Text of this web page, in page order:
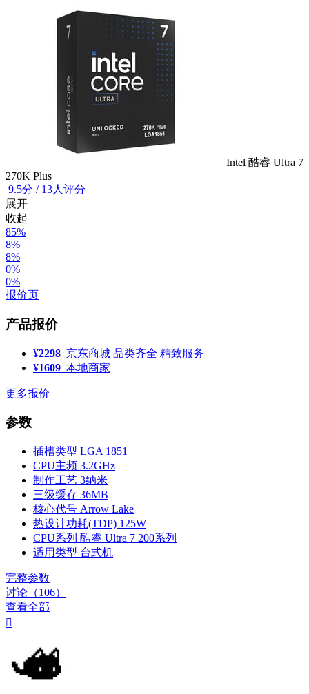
Intel 酷睿 Ultra 7
270K Plus
9.5分 / 13人评分
展开
收起
85%
8%
8%
0%
0%
报价页
产品报价
¥2298 京东商城 品类齐全 精致服务
¥1609 本地商家
更多报价
参数
插槽类型 LGA 1851
CPU主频 3.2GHz
制作工艺 3纳米
三级缓存 36MB
核心代号 Arrow Lake
热设计功耗(TDP) 125W
CPU系列 酷睿 Ultra 7 200系列
适用类型 台式机
完整参数
讨论（106）
查看全部
